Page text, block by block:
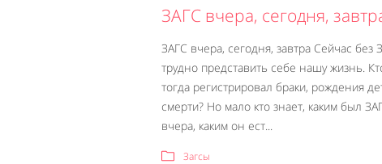
ЗАГС вчера, сегодня,
ЗАГС вчера, сегодня, завтра Сейчас без
трудно представить себе нашу жизнь.
тогда регистрировал браки, рождения
смерти? Но мало кто знает, каким был
вчера, каким он ест...
Загсы